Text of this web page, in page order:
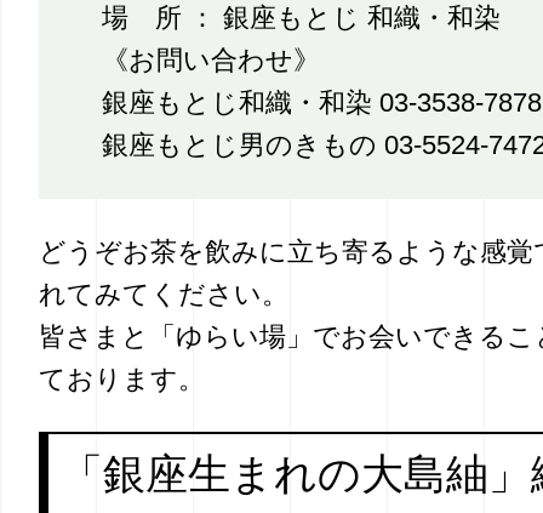
場 所 ： 銀座もとじ 和織・和染
《お問い合わせ》
銀座もとじ和織・和染 03-3538-7878
銀座もとじ男のきもの 03-5524-
どうぞお茶を飲みに立ち寄るような感覚
れてみてください。
皆さまと「ゆらい場」でお会いできる
ております。
「銀座生まれの大島紬